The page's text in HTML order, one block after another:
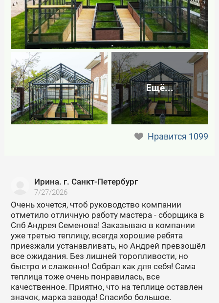
Ещё...
Нравится 1099
Ирина. г. Санкт-Петербург
7/27/2026
Очень хочется, чтоб руководство компании
отметило отличную работу мастера - сборщика в
Спб Андрея Семенова! Заказываю в компании
уже третью теплицу, всегда хорошие ребята
приезжали устанавливать, но Андрей превзошёл
все ожидания. Без лишней торопливости, но
быстро и слаженно! Собрал как для себя! Сама
теплица тоже очень понравилась, все
качественное. Приятно, что на теплице оставлен
значок, марка завода! Спасибо большое.